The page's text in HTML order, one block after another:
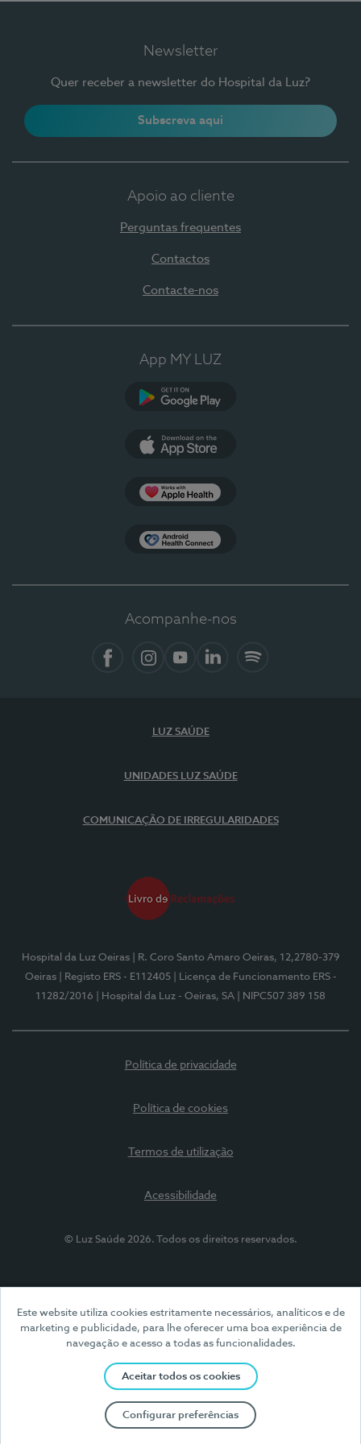
Este website utiliza cookies estritamente necessários, analíticos e de
marketing e publicidade, para lhe oferecer uma boa experiência de
navegação e acesso a todas as funcionalidades.
Aceitar todos os cookies
Configurar preferências
Newsletter
Quer receber a newsletter do Hospital da Luz?
Subscreva aqui
Apoio ao cliente
Perguntas frequentes
Contactos
Contacte-nos
App MY LUZ
Acompanhe-nos
LUZ SAÚDE
UNIDADES LUZ SAÚDE
COMUNICAÇÃO DE IRREGULARIDADES
Hospital da Luz Oeiras
| R. Coro Santo Amaro Oeiras, 12,2780-379
Oeiras
| Registo ERS - E112405
| Licença de Funcionamento ERS -
11282/2016
| Hospital da Luz - Oeiras, SA | NIPC507 389 158
Política de privacidade
Política de cookies
Termos de utilização
Acessibilidade
© Luz Saúde 2026. Todos os direitos reservados.